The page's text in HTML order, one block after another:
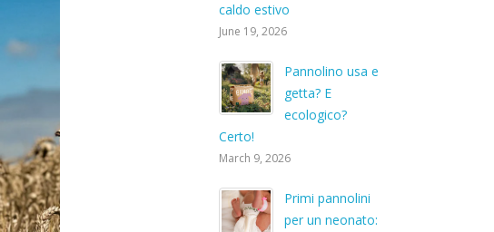
caldo estivo
June 19, 2026
Pannolino usa e
getta? E
ecologico?
Certo!
March 9, 2026
Primi pannolini
per un neonato: